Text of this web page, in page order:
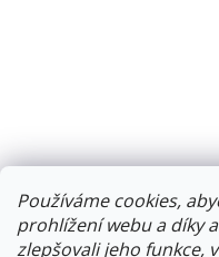
Používáme cookies,
prohlížení webu a díky
zlepšovali jeho funkce,